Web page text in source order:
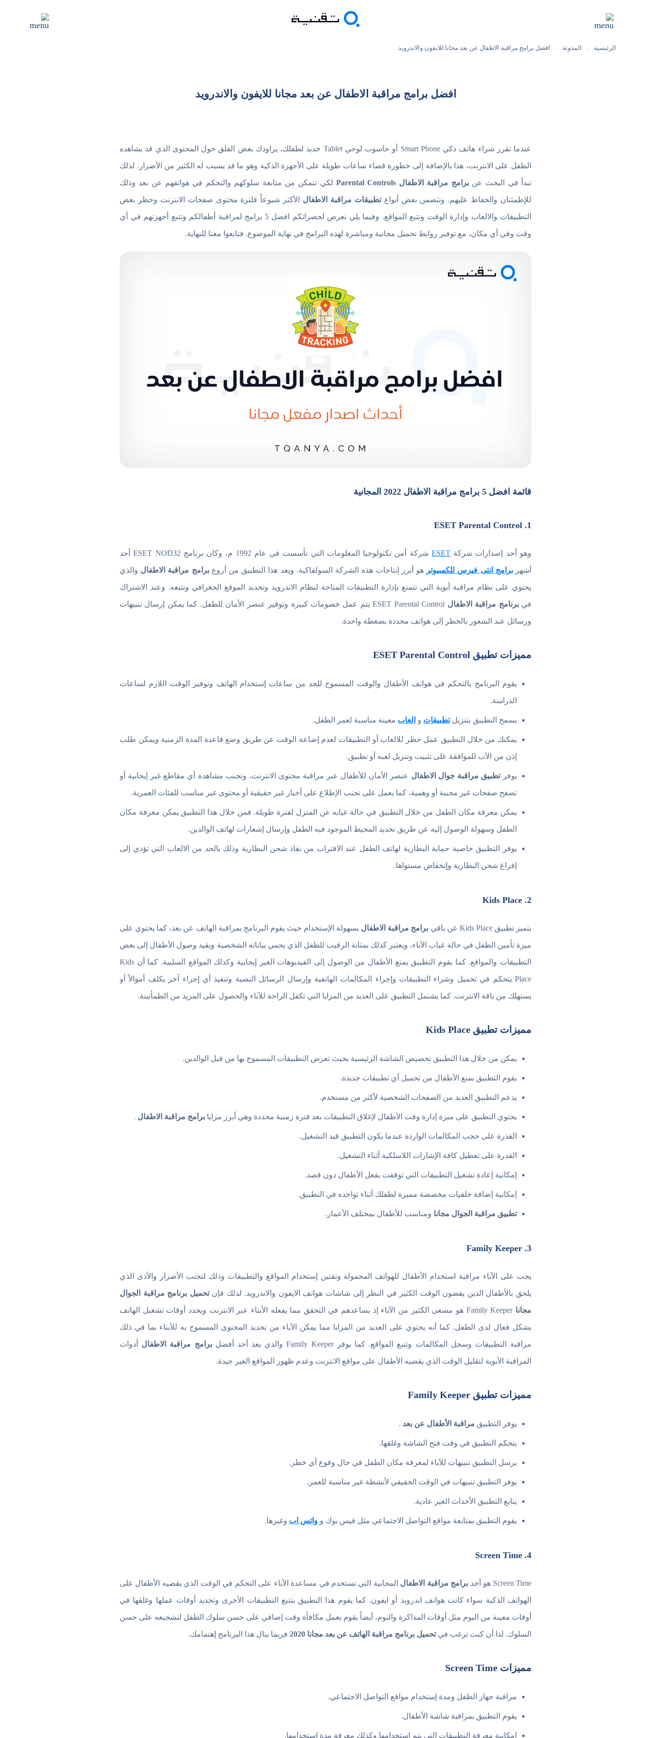
الرئيسية المدونة افضل برامج مراقبة الاطفال عن بعد مجانا للايفون والاندرويد
افضل برامج مراقبة الاطفال عن بعد مجانا للايفون والاندرويد
عندما تقرر شراء هاتف ذكي Smart Phone أو حاسوب لوحي Tablet جديد لطفلك، يراودك بعض القلق حول المحتوى الذي قد يشاهده
الطفل على الانترنت، هذا بالإضافة إلى خطورة قضاء ساعات طويلة على الأجهزة الذكية وهو ما قد يسبب له الكثير من الأضرار. لذلك
تبدأ في البحث عنبرامج مراقبة الاطفال Parental Controlsلكي تتمكن من متابعة سلوكهم والتحكم في هواتفهم عن بعد وذلك
للإطمئنان والحفاظ عليهم. وتتضمن بعض أنواعتطبيقات مراقبة الاطفال الأكثر شيوعاً فلترة محتوى صفحات الانترنت وحظر بعض
التطبيقات والالعاب وإدارة الوقت وتتبع المواقع. وفيما يلي نعرض لحضراتكم افضل 5 برامج لمراقبة أطفالكم وتتبع أجهزتهم في أي
وقت وفي أي مكان، مع توفير روابط تحميل مجانية ومباشرة لهذه البرامج في نهاية الموضوع. فتابعوا معنا للنهاية.
قائمة افضل 5 برامج مراقبة الاطفال 2022 المجانية
1. ESET Parental Control
وهو أحد إصدارات شركةESET شركة أمن تكنولوجيا المعلومات التي تأسست في عام 1992 م، وكان برنامج ESET NOD32 أحد
أشهربرامج انتى فيرس للكمبيوتر هو أبرز إنتاجات هذه الشركة السولفاكية. ويعد هذا التطبيق من أروعبرامج مراقبة الاطفال والذي
يحتوي على نظام مراقبة أبوية التي تتمتع بإدارة التطبيقات المتاحة لنظام الاندرويد وتحديد الموقع الجغرافي وتتبعه. وعند الاشتراك
فيبرنامج مراقبة الاطفال ESET Parental Control يتم عمل خصومات كبيرة وتوفير عنصر الأمان للطفل. كما يمكن إرسال تنبيهات
ورسائل عند الشعور بالخطر إلى هواتف محددة بضغطة واحدة.
مميزات تطبيق ESET Parental Control
يقوم البرنامج بالتحكم في هواتف الأطفال والوقت المسموح للحد من ساعات إستخدام الهاتف وتوفير الوقت اللازم لساعات
الدراسة.
يسمح التطبيق بتنزيلتطبيقات و العاب معينة مناسبة لعمر الطفل.
يمكنك من خلال التطبيق عمل حظر للالعاب أو التطبيقات لعدم إضاعة الوقت عن طريق وضع قاعدة المدة الزمنية ويمكن طلب
إذن من الأب للموافقة على تثبيت وتنزيل لعبه أو تطبيق.
يوفرتطبيق مراقبة جوال الاطفال عنصر الأمان للأطفال عبر مراقبة محتوى الانترنت، وتجنب مشاهدة أي مقاطع غير إيجابية أو
تصفح صفحات غير محببة أو وهمية، كما يعمل على تجنب الإطلاع على أخبار غير حقيقية أو محتوى غير مناسب للفئات العمرية.
يمكن معرفة مكان الطفل من خلال التطبيق في حالة غيابه عن المنزل لفترة طويلة. فمن خلال هذا التطبيق يمكن معرفة مكان
الطفل وسهولة الوصول إليه عن طريق تحديد المحيط الموجود فيه الطفل وإرسال إشعارات لهاتف الوالدين.
يوفر التطبيق خاصية حماية البطارية لهاتف الطفل عند الاقتراب من نفاذ شحن البطارية وذلك بالحد من الالعاب التي تؤدي إلى
إفراغ شحن البطارية وإنخفاض مستواها.
2. Kids Place
يتميز تطبيق Kids Place عن باقي برامج مراقبة الاطفال بسهولة الإستخدام حيث يقوم البرنامج بمراقبة الهاتف عن بعد، كما يحتوي على
ميزة تأمين الطفل في حالة غياب الآباء، ويعتبر كذلك بمثابة الرقيب للطفل الذي يحمي بياناته الشخصية ويقيد وصول الأطفال إلى بعض
التطبيقات والمواقع. كما يقوم التطبيق بمنع الأطفال من الوصول إلى الفيديوهات الغير إيجابية وكذلك المواقع السلبية. كما أن Kids
Place يتحكم في تحميل وشراء التطبيقات وإجراء المكالمات الهاتفية وإرسال الرسائل النصية وتنفيذ أي إجراء آخر يكلف أموالاً أو
يستهلك من باقة الانترنت. كما يشتمل التطبيق على العديد من المزايا التي تكفل الراحة للآباء والحصول على المزيد من الطمأنينة.
مميزات تطبيق Kids Place
يمكن من خلال هذا التطبيق تخصيص الشاشة الرئيسية بحيث تعرض التطبيقات المسموح بها من قبل الوالدين.
يقوم التطبيق بمنع اﻷطفال من تحميل أي تطبيقات جديدة.
يدعم التطبيق العديد من الصفحات الشخصية ﻷكثر من مستخدم.
يحتوي التطبيق على ميزة إدارة وقت اﻷطفال لإغلاق التطبيقات بعد فترة زمنية محددة وهي أبرز مزايا برامج مراقبة الاطفال .
القدرة على حجب المكالمات الواردة عندما يكون التطبيق قيد التشغيل.
القدرة على تعطيل كافة الإشارات اللاسلكية أثناء التشغيل.
إمكانية إعادة تشغيل التطبيقات التي توقفت بفعل اﻷطفال دون قصد.
إمكانية إضافة خلفيات مخصصة مميزة لطفلك أثناء تواجده في التطبيق.
تطبيق مراقبة الجوال مجانا ومناسب للأطفال بمختلف الأعمار.
3. Family Keeper
يجب على الآباء مراقبة استخدام الأطفال للهواتف المحمولة وتقنين إستخدام المواقع والتطبيقات وذلك لتجنب الأضرار والأذى الذي
يلحق بالأطفال الذين يقضون الوقت الكثير في النظر إلى شاشات هواتف الايفون والاندرويد. لذلك فإنتحميل برنامج مراقبة الجوال
مجانا Family Keeper هو مسعى الكثير من الآباء إذ يساعدهم في التحقق مما يفعله الأبناء عبر الانترنت ويحدد أوقات تشغيل الهاتف
بشكل فعال لدى الطفل. كما أنه يحتوي على العديد من المزايا مما يمكن الآباء من تحديد المحتوى المسموح به للأبناء بما في ذلك
مراقبة التطبيقات وسجل المكالمات وتتبع المواقع. كما يوفر Family Keeper والذي يعد أحد أفضل برامج مراقبة الاطفال أدوات
المراقبة الأبوية لتقليل الوقت الذي يقضيه الأطفال على مواقع الانترنت وعدم ظهور المواقع الغير جيدة.
مميزات تطبيق Family Keeper
يوفر التطبيق مراقبة الأطفال عن بعد .
يتحكم التطبيق في وقت فتح الشاشة وغلقها.
يرسل التطبيق تنبيهات للآباء لمعرفة مكان الطفل في حال وقوع أي خطر.
يوفر التطبيق تنبيهات في الوقت الحقيقي لأنشطة غير مناسبة للعمر.
يتابع التطبيق الأحداث الغير عادية.
يقوم التطبيق بمتابعة مواقع التواصل الاجتماعي مثل فيس بوك و واتس اب وغيرها.
4. Screen Time
Screen Time هو أحد برامج مراقبة الاطفال المجانية التي تستخدم في مساعدة الآباء على التحكم في الوقت الذي يقضيه الأطفال على
الهواتف الذكية سواء كانت هواتف اندرويد أو ايفون. كما يقوم هذا التطبيق بتتبع التطبيقات الأخرى وتحديد أوقات عملها وغلقها في
أوقات معينة من اليوم مثل أوقات المذاكرة والنوم، أيضاً يقوم بعمل مكافأة وقت إضافي على حسن سلوك الطفل لتشجيعه على حسن
السلوك. لذا أن كنت ترغب فيتحميل برنامج مراقبة الهاتف عن بعد مجانا 2020 فربما ينال هذا البرنامج إهتمامك.
مميزات Screen Time
مراقبة جهاز الطفل ومدة إستخدام مواقع التواصل الاجتماعي.
يقوم التطبيق بمراقبة شاشة الأطفال.
إمكانية معرفة التطبيقات التي يتم استخدامها وكذلك معرفة مدة استخدامها.